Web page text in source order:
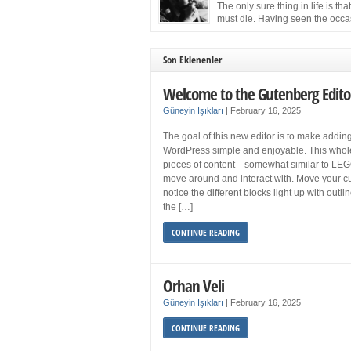
and still feel fatigued when your […]
The only sure thing in life is
must die. Having seen the
the Cuban Revolution would succumb to that
Son Eklenenler
Welcome to the Gutenberg
Güneyin Işıkları February 16, 2025
The goal of this new editor is to make
WordPress simple and enjoyable. This
pieces of content—somewhat similar to
move around and interact with. Move your
notice the different blocks light up with
the […]
CONTINUE READING
Orhan Veli
Güneyin Işıkları February 16, 2025
CONTINUE READING